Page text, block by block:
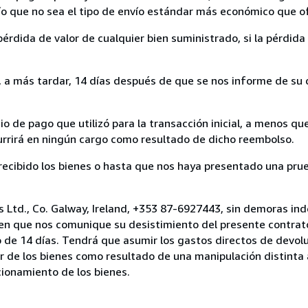
que no sea el tipo de envío estándar más económico que
de valor de cualquier bien suministrado, si la
más tardar, 14 días después de que se nos informe de su
de pago que utilizó para la transacción inicial, a menos
en ningún cargo como resultado de dicho reembolso.
los bienes o hasta que nos haya presentado una
Co. Galway, Ireland, +353 87-6927443, sin demoras
que nos comunique su desistimiento del presente
14 días. Tendrá que asumir los gastos directos de
los bienes como resultado de una manipulación distinta
de los bienes.